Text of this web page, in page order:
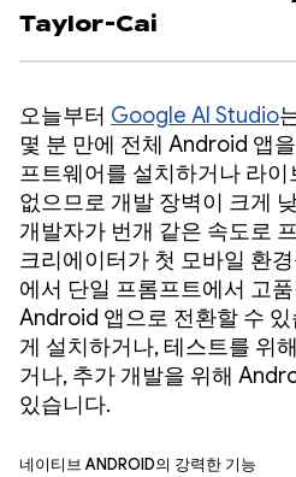
Taylor-Cai
오늘부터 Google AI Studio
몇 분 만에 전체 Android 앱
프트웨어를 설치하거나 라
없으므로 개발 장벽이 크게
개발자가 번개 같은 속도로
크리에이터가 첫 모바일 환
에서 단일 프롬프트에서 고
Android 앱으로 전환할 수
게 설치하거나, 테스트를 위
거나, 추가 개발을 위해
있습니다.
네이티브 Android의 강력한 기능